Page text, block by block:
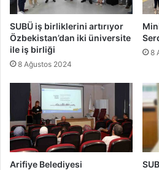
SUBÜ iş birliklerini artırıyor
Özbekistan’dan iki üniversite
ile iş birliği
8 Ağustos 2024
8
Arifiye Belediyesi